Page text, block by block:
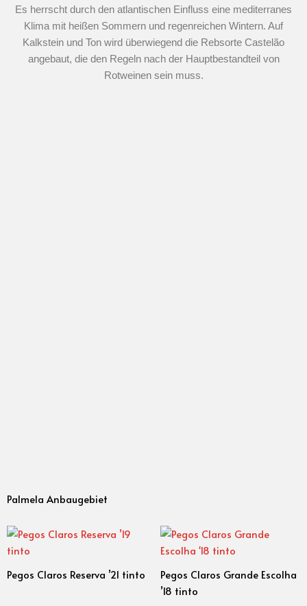
Es herrscht durch den atlantischen Einfluss eine mediterranes
Klima mit heißen Sommern und regenreichen Wintern. Auf
Kalkstein und Ton wird überwiegend die Rebsorte Castelão
angebaut, die den Regeln nach der Hauptbestandteil von
Rotweinen sein muss.
Palmela Anbaugebiet
Pegos Claros Reserva ’21 tinto
Pegos Claros Grande Escolha
’18 tinto